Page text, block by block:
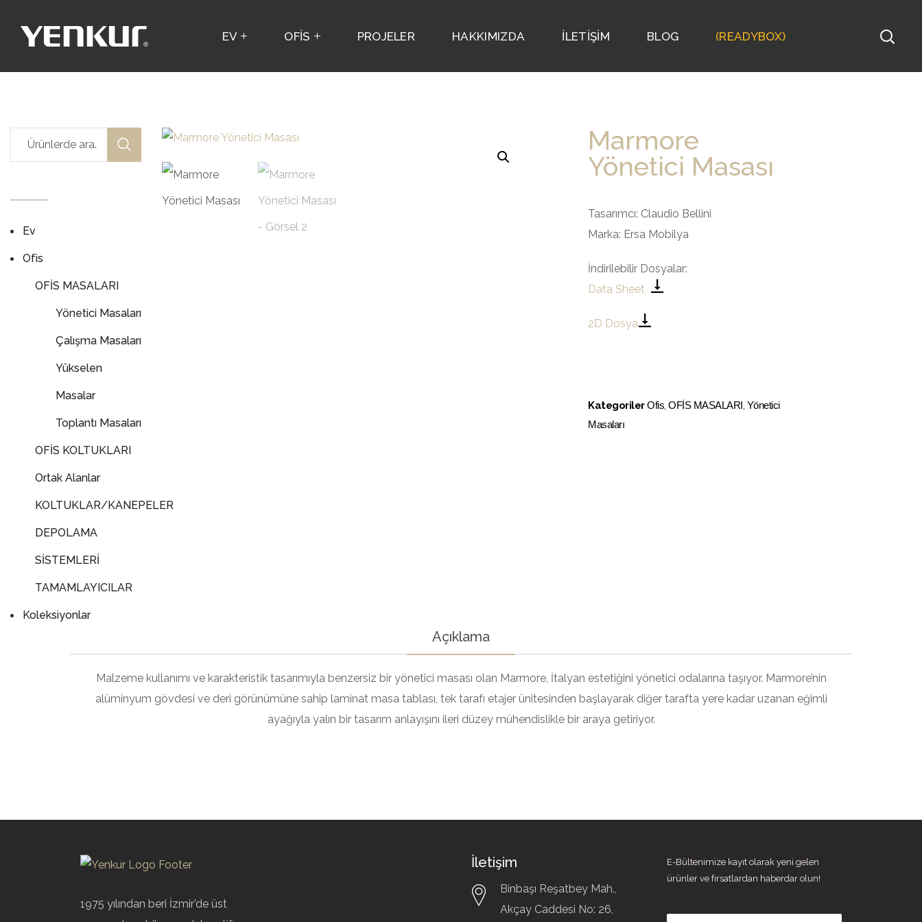
EV OFİS PROJELER HAKKIMIZDA İLETİŞİM BLOG (READYBOX)
Ev
Ofis
OFİS MASALARI
Yönetici Masaları
Çalışma Masaları
Yükselen
Masalar
Toplantı Masaları
OFİS KOLTUKLARI
Ortak Alanlar
KOLTUKLAR/KANEPELER
DEPOLAMA
SİSTEMLERİ
TAMAMLAYICILAR
Koleksiyonlar
Marmore
Yönetici Masası
Tasarımcı: Claudio Bellini
Marka: Ersa Mobilya
İndirilebilir Dosyalar:
Data Sheet
2D Dosya
Kategoriler Ofis,OFİS MASALARI, Yönetici
Masaları
Açıklama
Malzeme kullanımı ve karakteristik tasarımıyla benzersiz bir yönetici masası olan Marmore, İtalyan estetiğini yönetici odalarına taşıyor. Marmore’nin
alüminyum gövdesi ve deri görünümüne sahip laminat masa tablası, tek tarafı etajer ünitesinden başlayarak diğer tarafta yere kadar uzanan eğimli
ayağıyla yalın bir tasarım anlayışını ileri düzey mühendislikle bir araya getiriyor.
1975 yılından beri İzmir’de üst
İletişim
Binbaşı Reşatbey Mah.,
Akçay Caddesi No: 26,
E-Bültenimize kayıt olarak yeni gelen
ürünler ve fırsatlardan haberdar olun!